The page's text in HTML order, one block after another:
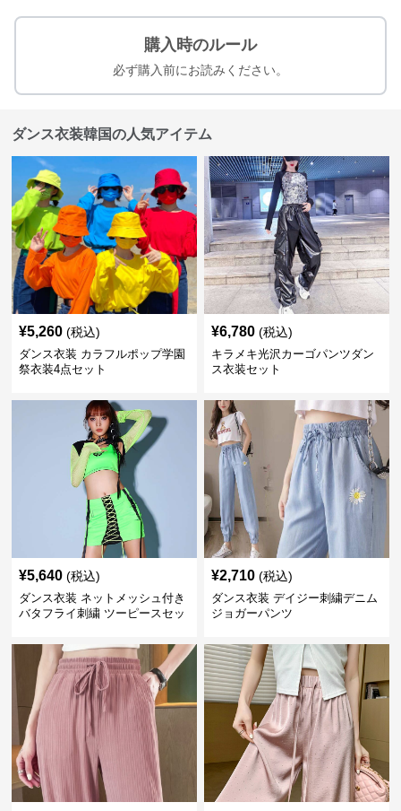
購入時のルール
必ず購入前にお読みください。
ダンス衣装韓国の人気アイテム
¥5,260 (税込)
ダンス衣装 カラフルポップ学園
祭衣装4点セット
¥6,780 (税込)
キラメキ光沢カーゴパンツダン
ス衣装セット
¥5,640 (税込)
ダンス衣装 ネットメッシュ付き
バタフライ刺繍 ツーピースセッ
¥2,710 (税込)
ダンス衣装 デイジー刺繍デニム
ジョガーパンツ